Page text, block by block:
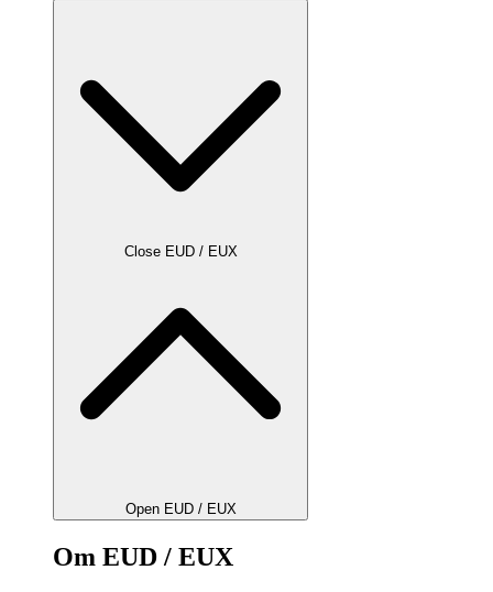
Close EUD / EUX
Open EUD / EUX
Om EUD / EUX